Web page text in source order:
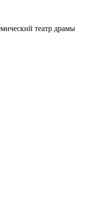
театр драмы